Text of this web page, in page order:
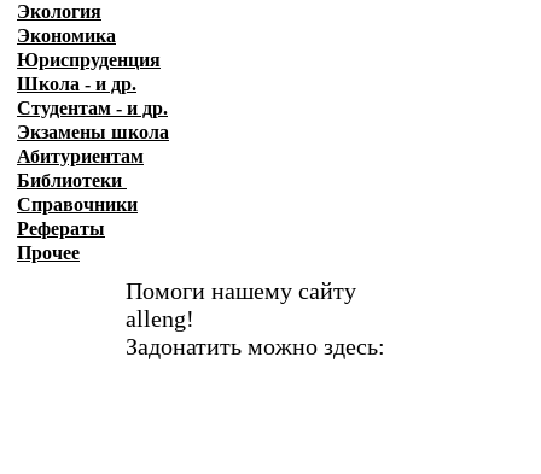
Экология
Экономика
Юриспруденция
Школа - и др.
Студентам - и др.
Экзамены школа
Абитуриентам
Библиотеки
Справочники
Рефераты
Прочее
Помоги нашему сайту
alleng!
Задонатить можно здесь: